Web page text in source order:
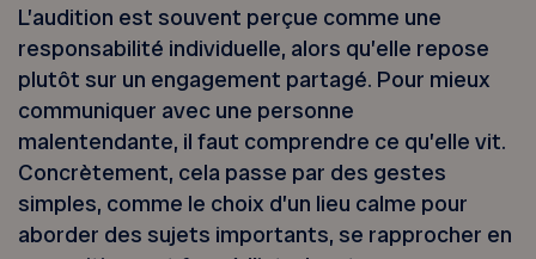
L’audition est souvent perçue comme une
responsabilité individuelle, alors qu’elle repose
plutôt sur un engagement partagé. Pour mieux
communiquer avec une personne
malentendante, il faut comprendre ce qu’elle vit.
Concrètement, cela passe par des gestes
simples, comme le choix d’un lieu calme pour
aborder des sujets importants, se rapprocher en